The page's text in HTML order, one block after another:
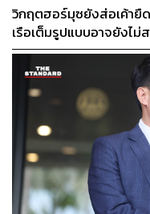
วิกฤตฮอร์มุซยังส่อเค้ายืด
เรือเต็มรูปแบบอาจยังไม่